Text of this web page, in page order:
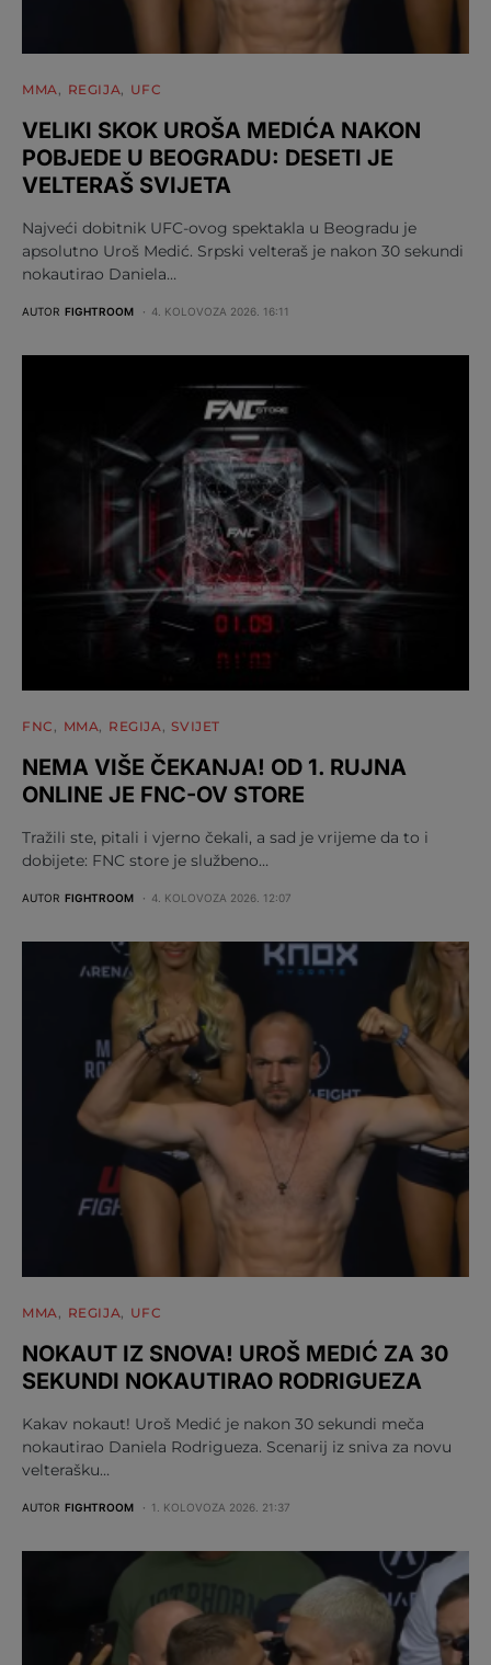
MMA REGIJA UFC
VELIKI SKOK UROŠA MEDIĆA NAKON
POBJEDE U BEOGRADU: DESETI JE
VELTERAŠ SVIJETA
Najveći dobitnik UFC-ovog spektakla u Beogradu je
apsolutno Uroš Medić. Srpski velteraš je nakon 30 sekundi
nokautirao Daniela…
AUTOR FIGHTROOM 4. KOLOVOZA 2026. 16:11
FNC MMA REGIJA SVIJET
NEMA VIŠE ČEKANJA! OD 1. RUJNA
ONLINE JE FNC-OV STORE
Tražili ste, pitali i vjerno čekali, a sad je vrijeme da to i
dobijete: FNC store je službeno…
AUTOR FIGHTROOM 4. KOLOVOZA 2026. 12:07
MMA REGIJA UFC
NOKAUT IZ SNOVA! UROŠ MEDIĆ ZA 30
SEKUNDI NOKAUTIRAO RODRIGUEZA
Kakav nokaut! Uroš Medić je nakon 30 sekundi meča
nokautirao Daniela Rodrigueza. Scenarij iz sniva za novu
velterašku…
AUTOR FIGHTROOM 1. KOLOVOZA 2026. 21:37